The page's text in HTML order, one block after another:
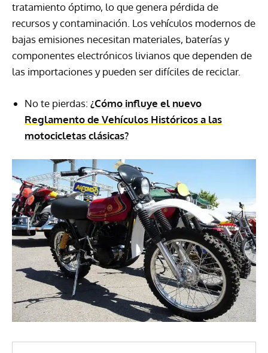
tratamiento óptimo, lo que genera pérdida de
recursos y contaminación. Los vehículos modernos de
bajas emisiones necesitan materiales, baterías y
componentes electrónicos livianos que dependen de
las importaciones y pueden ser difíciles de reciclar.
No te pierdas: ¿Cómo influye el nuevo
Reglamento de Vehículos Históricos a las
motocicletas clásicas?